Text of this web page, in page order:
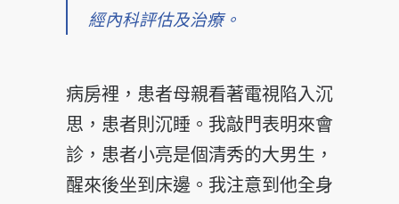
經內科評估及治療。
病房裡，患者母親看著電視陷入沉
思，患者則沉睡。我敲門表明來會
診，患者小亮是個清秀的大男生，
醒來後坐到床邊。我注意到他全身